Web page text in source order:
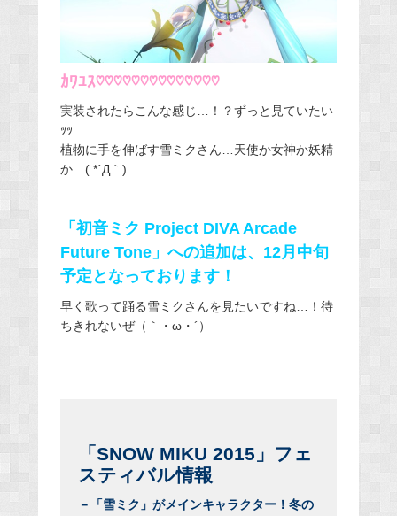
ｶﾜﾕｽ♡♡♡♡♡♡♡♡♡♡♡♡♡♡
実装されたらこんな感じ…！？ずっと見ていたい
ｯｯ
植物に手を伸ばす雪ミクさん…天使か女神か妖精
か…( *´Д｀)
「初音ミク Project DIVA Arcade
Future Tone」への追加は、12月中旬
予定となっております！
早く歌って踊る雪ミクさんを見たいですね…！待
ちきれないぜ（｀・ω・´）
「SNOW MIKU 2015」フェ
スティバル情報
－「雪ミク」がメインキャラクター！冬の